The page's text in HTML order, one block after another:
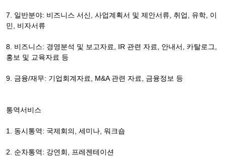
7. 일반분야: 비즈니스 서신, 사업계획서 및 제안서류, 취업, 유학, 이
민, 비자서류
8. 비즈니스: 경영분석 및 보고자료, IR 관련 자료, 안내서, 카탈로그,
홍보 및 교육자료 등
9. 금융/재무: 기업회계자료, M&A 관련 자료, 금융정보 등
통역서비스
1. 동시통역: 국제회의, 세미나, 워크숍
2. 순차통역: 강연회, 프레젠테이션